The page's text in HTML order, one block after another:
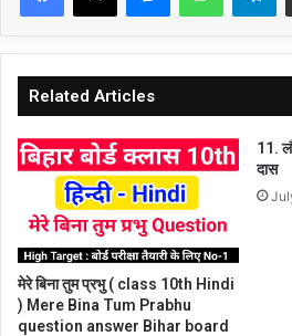
Related Articles
मेरे बिना तुम प्रभु ( class 10th Hindi
) Mere Bina Tum Prabhu
question answer Bihar board
11.
दास